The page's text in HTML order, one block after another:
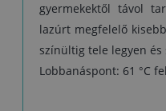
gyermekektől távol
lazúrt megfelelő
színültig tele legyen és
Lobbanáspont: 61 °C